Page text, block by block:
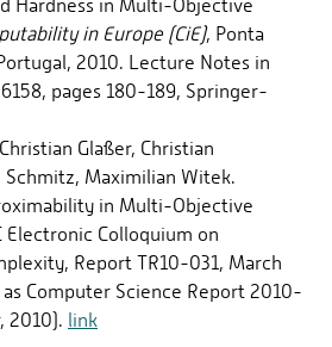
Hardness in Multi-Objective
in Europe (CiE), Ponta
2010. Lecture Notes in
pages 180-189, Springer-
Glaßer, Christian
Maximilian Witek.
in Multi-Objective
Electronic Colloquium on
Report TR10-031, March
Computer Science Report 2010-
2010). link